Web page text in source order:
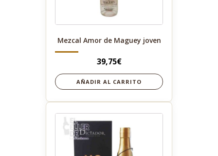
Mezcal Amor de Maguey joven
39,75€
AÑADIR AL CARRITO